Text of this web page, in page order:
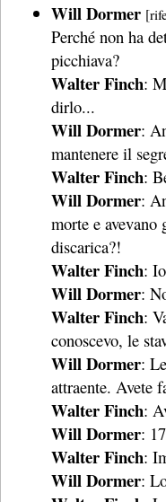
Will Dormer
Perché non ha
picchiava?
Walter Finch:
dirlo...
Will Dormer:
mantenere il
Walter Finch:
Will Dormer:
morte e
discarica?!
Walter Finch:
Will Dormer:
Walter Finch:
conoscevo, le
Will Dormer:
attraente. Avete
Walter Finch:
Will Dormer:
Walter Finch:
Will Dormer: